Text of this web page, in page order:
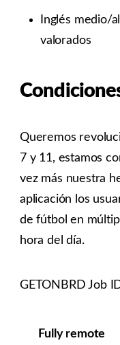
Inglés medio/
valorados
Queremos
7 y 11, estamos
vez más nuestra
aplicación los
de fútbol en
hora del día.
GETONBRD Job
Fully remote